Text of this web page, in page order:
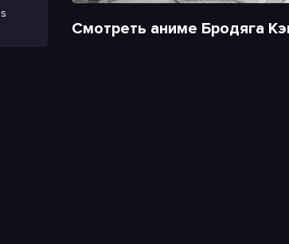
Смотреть аниме Бродяга